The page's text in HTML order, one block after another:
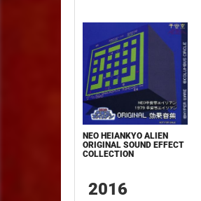
NEO HEIANKYO ALIEN
ORIGINAL SOUND EFFECT
COLLECTION
2016